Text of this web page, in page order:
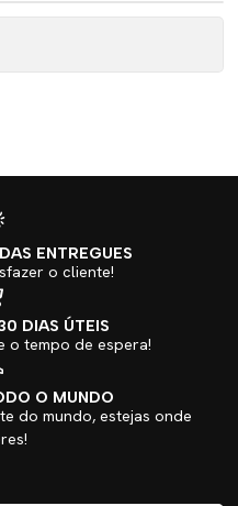
ENTREGUES
o cliente!
DIAS ÚTEIS
o tempo de espera!
O MUNDO
do mundo, estejas onde